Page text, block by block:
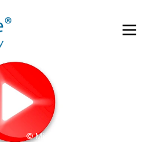
© Michael_Hiraeth - pixabay.com